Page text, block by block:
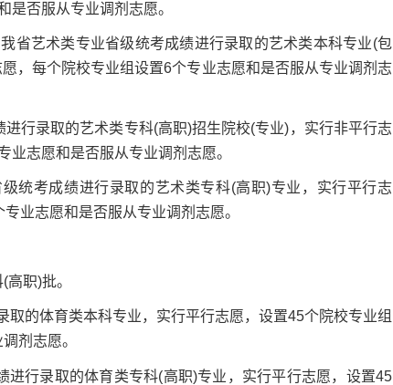
是否服从专业调剂志愿。
艺术类专业省级统考成绩进行录取的艺术类本科专业(包
，每个院校专业组设置6个专业志愿和是否服从专业调剂志
录取的艺术类专科(高职)招生院校(专业)，实行非平行志
志愿和是否服从专业调剂志愿。
考成绩进行录取的艺术类专科(高职)专业，实行平行志
业志愿和是否服从专业调剂志愿。
职)批。
体育类本科专业，实行平行志愿，设置45个院校专业组
剂志愿。
录取的体育类专科(高职)专业，实行平行志愿，设置45